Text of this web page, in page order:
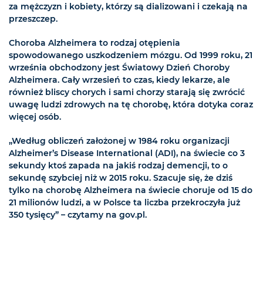
za mężczyzn i kobiety, którzy są dializowani i czekają na
przeszczep.
Choroba Alzheimera to rodzaj otępienia
spowodowanego uszkodzeniem mózgu. Od 1999 roku, 21
września obchodzony jest Światowy Dzień Choroby
Alzheimera. Cały wrzesień to czas, kiedy lekarze, ale
również bliscy chorych i sami chorzy starają się zwrócić
uwagę ludzi zdrowych na tę chorobę, która dotyka coraz
więcej osób.
„Według obliczeń założonej w 1984 roku organizacji
Alzheimer’s Disease International (ADI), na świecie co 3
sekundy ktoś zapada na jakiś rodzaj demencji, to o
sekundę szybciej niż w 2015 roku. Szacuje się, że dziś
tylko na chorobę Alzheimera na świecie choruje od 15 do
21 milionów ludzi, a w Polsce ta liczba przekroczyła już
350 tysięcy” – czytamy na gov.pl.